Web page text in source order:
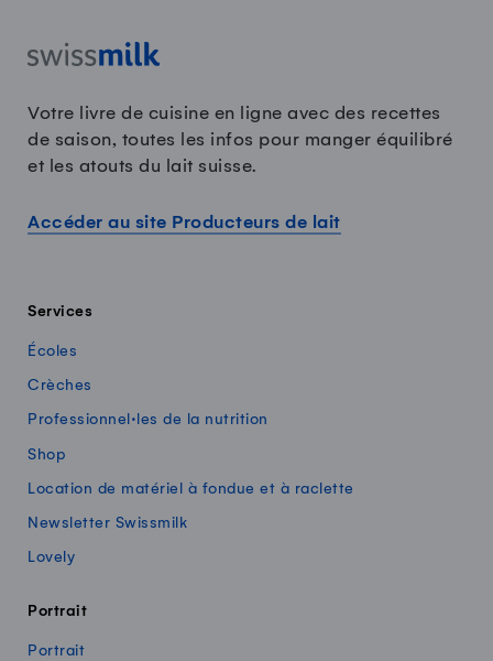
Votre livre de cuisine en ligne avec des recettes
de saison, toutes les infos pour manger équilibré
et les atouts du lait suisse.
Accéder au site Producteurs de lait
Services
Écoles
Crèches
Professionnel·les de la nutrition
Shop
Location de matériel à fondue et à raclette
Newsletter Swissmilk
Lovely
Portrait
Portrait